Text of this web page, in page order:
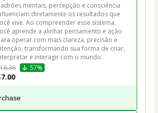
mentais, percepção e consciência
diretamente os resultados que
vive. Ao compreender esse sistema,
aprende a alinhar pensamento e ação
operar com mais clareza, precisão e
transformando sua forma de criar,
e interagir com o mundo.
57%